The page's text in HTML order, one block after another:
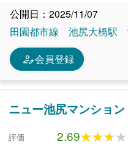
公開日：2025/11/07
田園都市線
池尻大橋駅
person_edit会員登録
ニュー池尻マンション
評価 2.69